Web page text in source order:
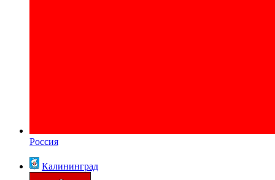
Россия
Калининград